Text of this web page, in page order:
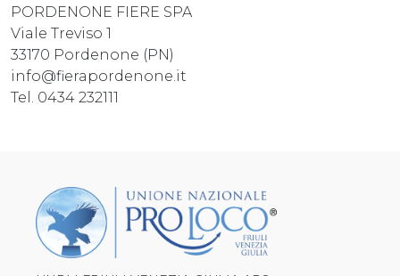
PORDENONE FIERE SPA
Viale Treviso 1
33170 Pordenone (PN)
info@fierapordenone.it
Tel. 0434 232111